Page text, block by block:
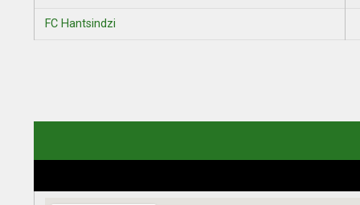
FC Hantsindzi